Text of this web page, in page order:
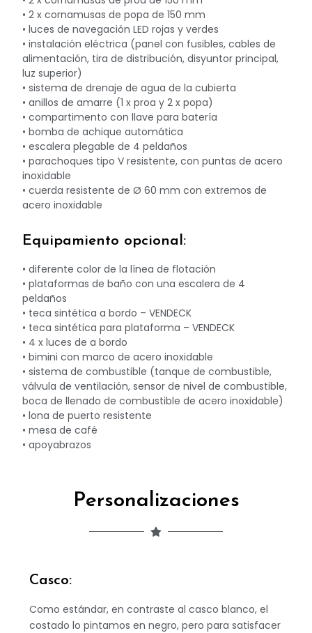
• 2 x cornamusas de popa de 150 mm
• luces de navegación LED rojas y verdes
• instalación eléctrica (panel con fusibles, cables de
alimentación, tira de distribución, disyuntor principal,
luz superior)
• sistema de drenaje de agua de la cubierta
• anillos de amarre (1 x proa y 2 x popa)
• compartimento con llave para batería
• bomba de achique automática
• escalera plegable de 4 peldaños
• parachoques tipo V resistente, con puntas de acero
inoxidable
• cuerda resistente de Ø 60 mm con extremos de
acero inoxidable
Equipamiento opcional:
• diferente color de la línea de flotación
• plataformas de baño con una escalera de 4
peldaños
• teca sintética a bordo – VENDECK
• teca sintética para plataforma – VENDECK
• 4 x luces de a bordo
• bimini con marco de acero inoxidable
• sistema de combustible (tanque de combustible,
válvula de ventilación, sensor de nivel de combustible,
boca de llenado de combustible de acero inoxidable)
• lona de puerto resistente
• mesa de café
• apoyabrazos
Personalizaciones
Casco:
Como estándar, en contraste al casco blanco, el
costado lo pintamos en negro, pero para satisfacer